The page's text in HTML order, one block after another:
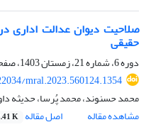
صلاحیت دیوان عدالت اداری
حقیقی
دوره 6، شماره 21، زمستان 1403، صفحه
mral.2023.560124.1354
محمد حسنوند، محمد پُرسا، حدیثه
مشاهده مقاله
اصل مقاله K